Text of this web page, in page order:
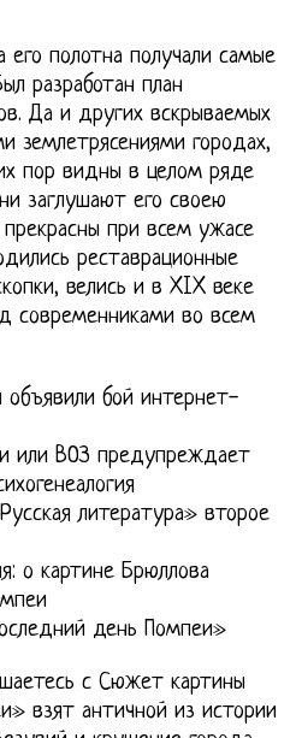
полотна получали самые
разработан план
Да и других вскрываемых
землетрясениями городах,
пор видны в целом ряде
заглушают его своею
при всем ужасе
реставрационные
велись и в XIX веке
современниками во всем
объявили бой интернет-
или ВОЗ предупреждает
литература» второе
о картине Брюллова
день Помпеи»
с Сюжет картины
взят античной из истории